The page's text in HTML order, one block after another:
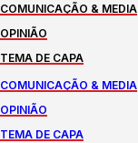
COMUNICAÇÃO & MEDIA
OPINIÃO
TEMA DE CAPA
COMUNICAÇÃO & MEDIA
OPINIÃO
TEMA DE CAPA